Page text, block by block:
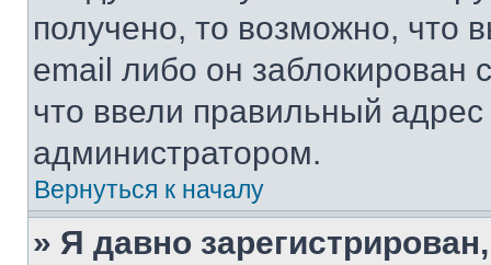
получено, то возможно, что
email либо он
что ввели правильный адрес
администратором.
Вернуться к началу
» Я давно